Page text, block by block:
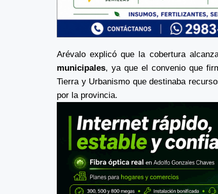
Arévalo explicó que la cobertura
municipales, ya que el convenio que
Tierra y Urbanismo que destinaba
por la provincia.